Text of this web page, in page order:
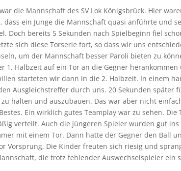
die Mannschaft des SV Lok Königsbrück. Hier
dass ein Junge die Mannschaft quasi anführte und
Doch bereits 5 Sekunden nach Spielbeginn fiel
sich diese Torserie fort, so dass wir uns
um der Mannschaft besser Paroli bieten zu
1. Halbzeit auf ein Tor an die Gegner
starteten wir dann in die 2. Halbzeit. In einem
Ausgleichstreffer durch uns. 20 Sekunden später
halten und auszubauen. Das war aber nicht
Ein wirklich gutes Teamplay war zu sehen.
verteilt. Auch die jüngeren Spieler wurden gut ins
mit einem Tor. Dann hatte der Gegner den Ball
Vorsprung. Die Kinder freuten sich riesig und
die trotz fehlender Auswechselspieler ein